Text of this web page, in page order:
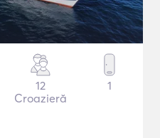
12
Croazieră
1